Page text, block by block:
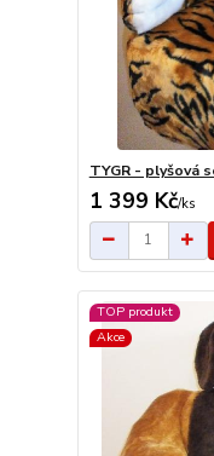
TYGR - plyšová
1 399 Kč/ks
TOP produkt
Akce